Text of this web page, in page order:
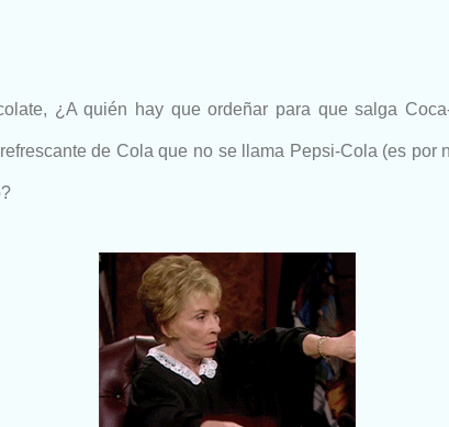
¿A quién hay que ordeñar para que salga
de Cola que no se llama Pepsi-Cola (es